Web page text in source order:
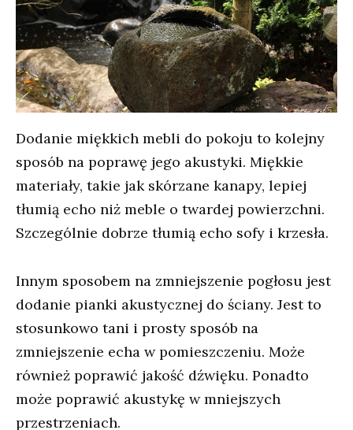
Dodanie miękkich mebli do pokoju to kolejny
sposób na poprawę jego akustyki. Miękkie
materiały, takie jak skórzane kanapy, lepiej
tłumią echo niż meble o twardej powierzchni.
Szczególnie dobrze tłumią echo sofy i krzesła.
Innym sposobem na zmniejszenie pogłosu jest
dodanie pianki akustycznej do ściany. Jest to
stosunkowo tani i prosty sposób na
zmniejszenie echa w pomieszczeniu. Może
również poprawić jakość dźwięku. Ponadto
może poprawić akustykę w mniejszych
przestrzeniach.